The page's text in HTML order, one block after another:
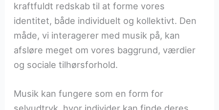
kraftfuldt redskab til at forme vores
identitet, både individuelt og kollektivt. Den
måde, vi interagerer med musik på, kan
afsløre meget om vores baggrund, værdier
og sociale tilhørsforhold.
Musik kan fungere som en form for